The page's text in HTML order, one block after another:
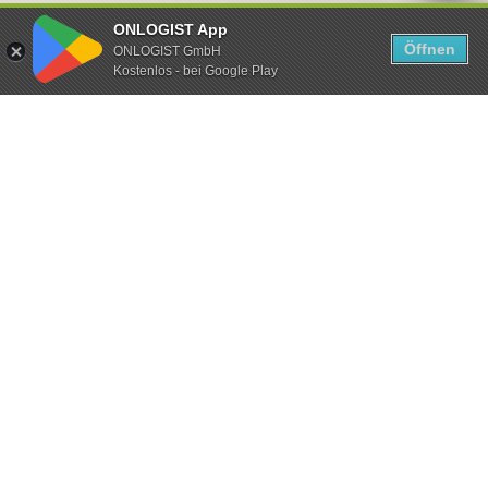
ONLOGIST App
ONLOGIST GmbH
Kostenlos - bei Google Play
Öffnen